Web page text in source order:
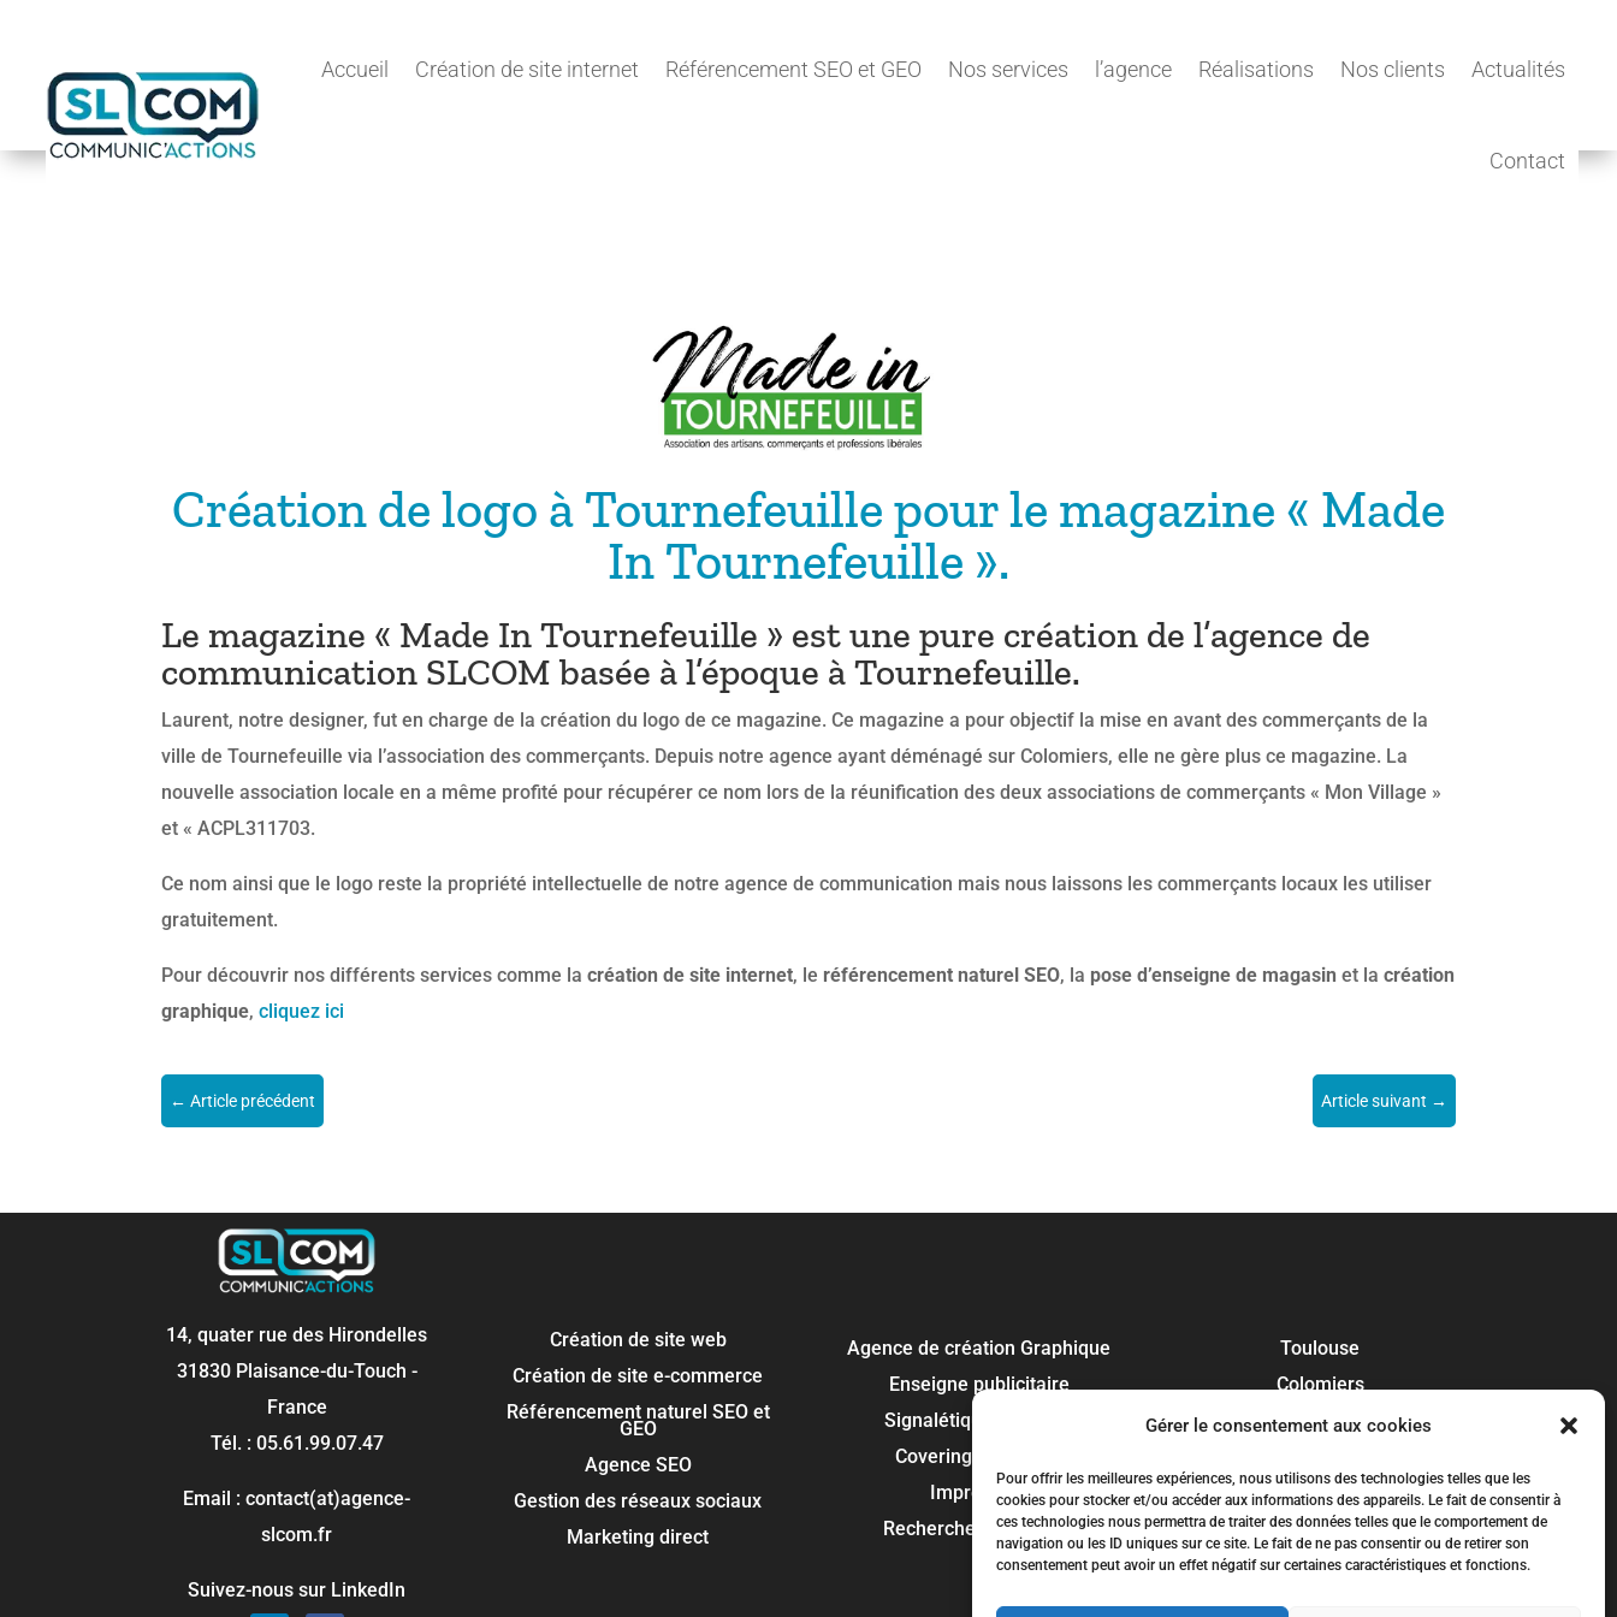
Gérer le consentement aux cookies
Pour offrir les meilleures expériences, nous utilisons des technologies telles que les
cookies pour stocker et/ou accéder aux informations des appareils. Le fait de consentir à
ces technologies nous permettra de traiter des données telles que le comportement de
navigation ou les ID uniques sur ce site. Le fait de ne pas consentir ou de retirer son
consentement peut avoir un effet négatif sur certaines caractéristiques et fonctions.
Accueil Création de site internet Référencement SEO et GEO Nos services l’agence Réalisations Nos clients Actualités
Contact
Création de logo à Tournefeuille pour le magazine « Made
In Tournefeuille ».
Le magazine « Made In Tournefeuille » est une pure création de l’agence de
communication SLCOM basée à l’époque à Tournefeuille.
Laurent, notre designer, fut en charge de la création du logo de ce magazine. Ce magazine a pour objectif la mise en avant des commerçants de la
ville de Tournefeuille via l’association des commerçants. Depuis notre agence ayant déménagé sur Colomiers, elle ne gère plus ce magazine. La
nouvelle association locale en a même profité pour récupérer ce nom lors de la réunification des deux associations de commerçants « Mon Village »
et « ACPL311703.
Ce nom ainsi que le logo reste la propriété intellectuelle de notre agence de communication mais nous laissons les commerçants locaux les utiliser
gratuitement.
Pour découvrir nos différents services comme lacréation de site internet, le référencement naturel SEO, la pose d’enseigne de magasin et lacréation
graphique,cliquez ici
←Article précédent Article suivant →
14, quater rue des Hirondelles
31830 Plaisance-du-Touch -
France
Tél. : 05.61.99.07.47
Email : contact(at)agence-
slcom.fr
Suivez-nous sur LinkedIn
Création de site web
Création de site e-commerce
Référencement naturel SEO et
GEO
Agence SEO
Gestion des réseaux sociaux
Marketing direct
Agence de création Graphique
Enseigne publicitaire
Signalétique panneau
Covering et flocage
Impression
Recherche de marque
Toulouse
Colomiers
Blagnac
Plaisance-du-Touch
Balma